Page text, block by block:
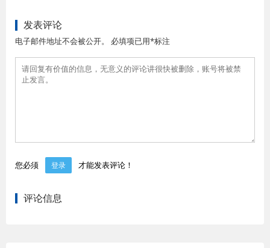
发表评论
电子邮件地址不会被公开。 必填项已用*标注
您必须 登录 才能发表评论！
评论信息